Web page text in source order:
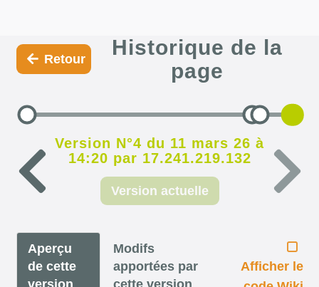
Retour
Historique de la
page
Version N°4 du 11 mars 26 à
14:20 par 17.241.219.132
Version actuelle
Aperçu
de cette
version
Modifs
apportées par
cette version
Afficher le